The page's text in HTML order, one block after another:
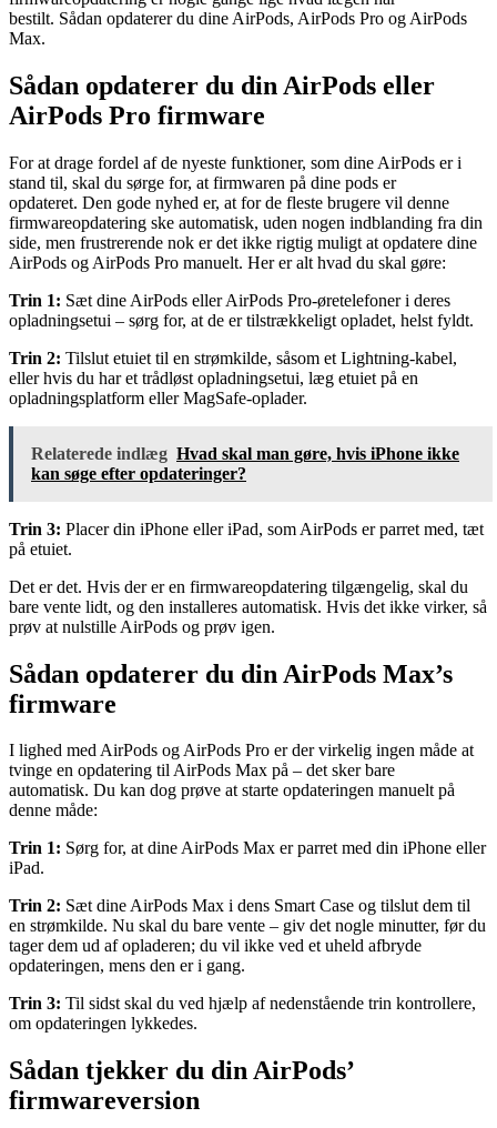
bestilt. Sådan opdaterer du dine AirPods, AirPods Pro og AirPods
Max.
Sådan opdaterer du din AirPods eller
AirPods Pro firmware
For at drage fordel af de nyeste funktioner, som dine AirPods er i
stand til, skal du sørge for, at firmwaren på dine pods er
opdateret. Den gode nyhed er, at for de fleste brugere vil denne
firmwareopdatering ske automatisk, uden nogen indblanding fra din
side, men frustrerende nok er det ikke rigtig muligt at opdatere dine
AirPods og AirPods Pro manuelt. Her er alt hvad du skal gøre:
Trin 1: Sæt dine AirPods eller AirPods Pro-øretelefoner i deres
opladningsetui – sørg for, at de er tilstrækkeligt opladet, helst fyldt.
Trin 2: Tilslut etuiet til en strømkilde, såsom et Lightning-kabel,
eller hvis du har et trådløst opladningsetui, læg etuiet på en
opladningsplatform eller MagSafe-oplader.
Relaterede indlæg Hvad skal man gøre, hvis iPhone ikke
kan søge efter opdateringer?
Trin 3: Placer din iPhone eller iPad, som AirPods er parret med, tæt
på etuiet.
Det er det. Hvis der er en firmwareopdatering tilgængelig, skal du
bare vente lidt, og den installeres automatisk. Hvis det ikke virker, så
prøv at nulstille AirPods og prøv igen.
Sådan opdaterer du din AirPods Max’s
firmware
I lighed med AirPods og AirPods Pro er der virkelig ingen måde at
tvinge en opdatering til AirPods Max på – det sker bare
automatisk. Du kan dog prøve at starte opdateringen manuelt på
denne måde:
Trin 1: Sørg for, at dine AirPods Max er parret med din iPhone eller
iPad.
Trin 2: Sæt dine AirPods Max i dens Smart Case og tilslut dem til
en strømkilde. Nu skal du bare vente – giv det nogle minutter, før du
tager dem ud af opladeren; du vil ikke ved et uheld afbryde
opdateringen, mens den er i gang.
Trin 3: Til sidst skal du ved hjælp af nedenstående trin kontrollere,
om opdateringen lykkedes.
Sådan tjekker du din AirPods’
firmwareversion